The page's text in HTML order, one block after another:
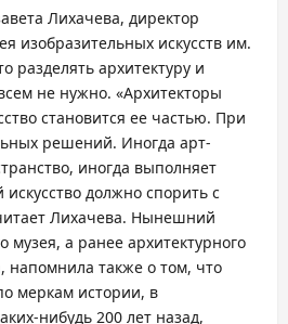
Лихачева, директор
изобразительных искусств им.
разделять архитектуру и
не нужно. «Архитекторы
становится ее частью. При
решений. Иногда арт-
иногда выполняет
должно спорить с
Лихачева. Нынешний
музея, а ранее архитектурного
напомнила также о том, что
меркам истории, в
нибудь 200 лет назад,